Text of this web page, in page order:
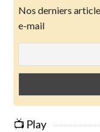
Nos derniers
e-mail
📺 Play